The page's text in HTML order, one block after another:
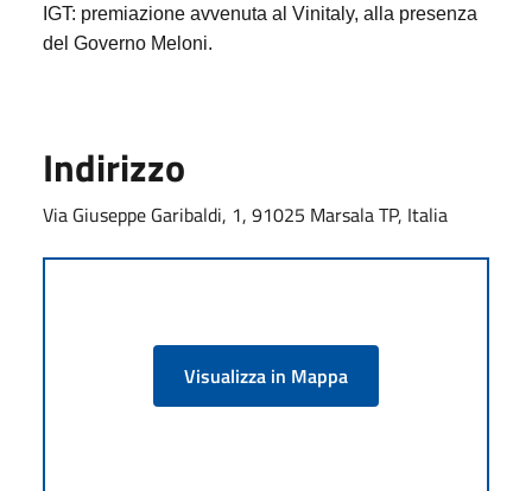
IGT: premiazione avvenuta al Vinitaly, alla presenza
del Governo Meloni.
Indirizzo
Via Giuseppe Garibaldi, 1, 91025 Marsala TP, Italia
Visualizza in Mappa